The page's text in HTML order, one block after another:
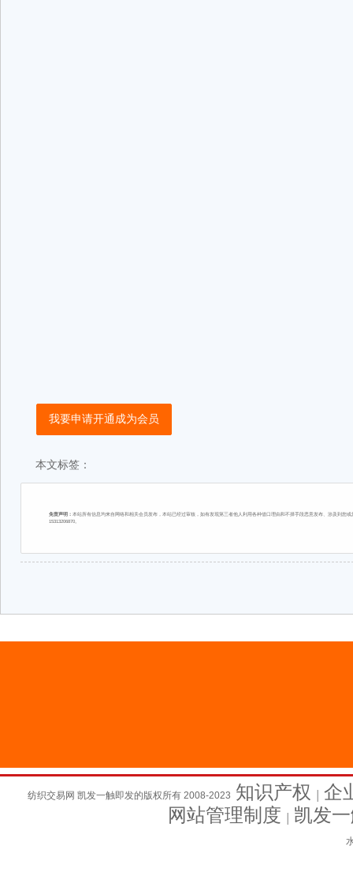
我要申请开通成为会员
本文标签：
免责声明： 本站所有信息均来自网络和相关会员发布，本站已经过审核，如有发现第三者他人利用各种借口理由和不择手段恶意发布、涉及到
15313206870。
纺织交易网 凯发一触即发的版权所有 2008-2023 知识产权
企
网站管理制度
凯发